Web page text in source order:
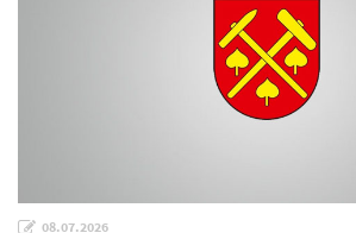
08.07.2026